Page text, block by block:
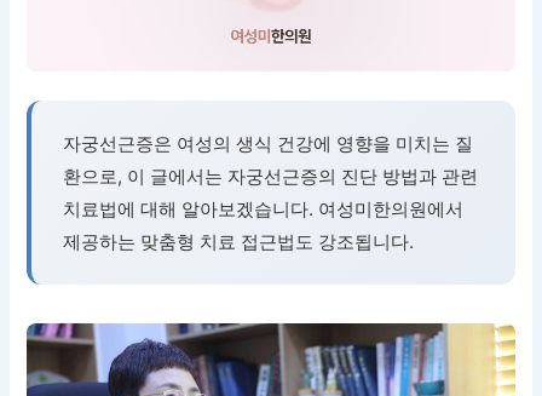
자궁선근증은 여성의 생식 건강에 영향을 미치는 질
환으로, 이 글에서는 자궁선근증의 진단 방법과 관련
치료법에 대해 알아보겠습니다. 여성미한의원에서
제공하는 맞춤형 치료 접근법도 강조됩니다.